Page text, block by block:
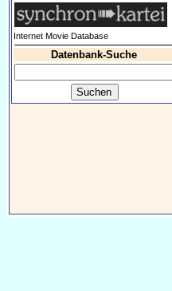
Internet Movie Database
Datenbank-Suche